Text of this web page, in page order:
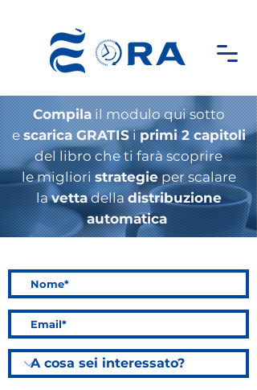
Compilail modulo qui sotto
e scarica GRATISiprimi 2 capitoli
del libro che ti farà scoprire
le miglioristrategieper scalare
lavettadelladistribuzione
automatica